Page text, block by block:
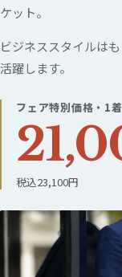
ケット。
ビジネススタイルは
活躍します。
フェア特別価格・1着
税込23,100円